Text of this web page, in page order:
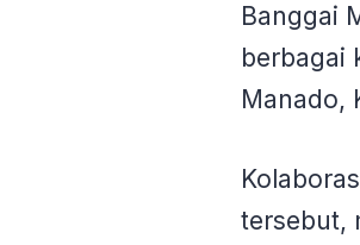
Banggai
berbagai
Manado,
tersebut,